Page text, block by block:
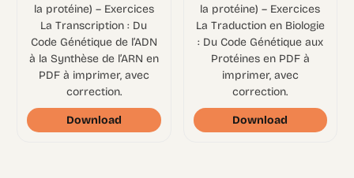
la protéine) – Exercices
La Transcription : Du
Code Génétique de l’ADN
à la Synthèse de l’ARN en
PDF à imprimer, avec
correction.
Download
la protéine) – Exercices
La Traduction en Biologie
: Du Code Génétique aux
Protéines en PDF à
imprimer, avec
correction.
Download